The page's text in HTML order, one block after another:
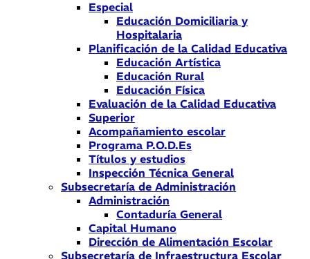
Especial
Educación Domiciliaria y
Hospitalaria
Planificación de la Calidad Educativa
Educación Artística
Educación Rural
Educación Física
Evaluación de la Calidad Educativa
Superior
Acompañamiento escolar
Programa P.O.D.Es
Títulos y estudios
Inspección Técnica General
Subsecretaría de Administración
Administración
Contaduría General
Capital Humano
Dirección de Alimentación Escolar
Subsecretaría de Infraestructura Escolar